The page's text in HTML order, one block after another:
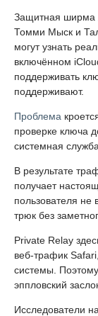
Защитная ширма
Томми Мыск и
могут узнать
включённом
поддерживать
поддерживают.
Проблема
проверке ключа
системная
В результате
получает
пользователя не
трюк без
Private Relay
веб-трафик
системы.
эппловский
Исследователи